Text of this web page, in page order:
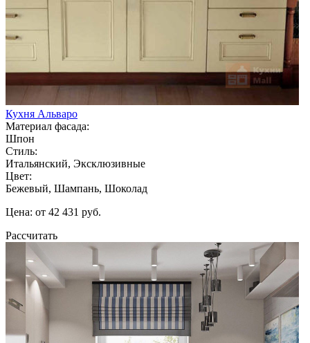
Кухня Альваро
Материал фасада:
Шпон
Стиль:
Итальянский, Эксклюзивные
Цвет:
Бежевый, Шампань, Шоколад
Цена: от 42 431 руб.
Рассчитать